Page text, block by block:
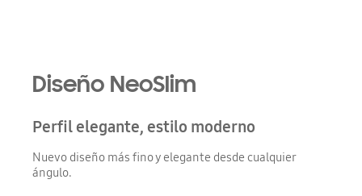
Diseño NeoSlim
Perfil elegante, estilo moderno
Nuevo diseño más fino y elegante desde cualquier
ángulo.